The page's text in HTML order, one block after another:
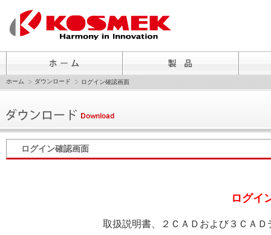
ホーム ダウンロード ログイン確認画面
ログイン確認画面
ログイ
取扱説明書、２ＣＡＤおよび３ＣＡ